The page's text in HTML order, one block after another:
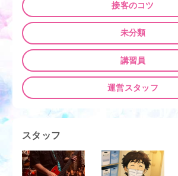
接客のコツ
未分類
講習員
運営スタッフ
スタッフ